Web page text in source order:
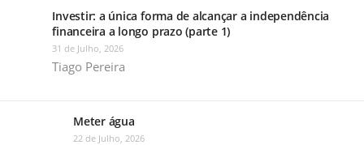
Investir: a única forma de alcançar a independência
financeira a longo prazo (parte 1)
31 de Julho, 2026
Tiago Pereira
Meter água
22 de Julho, 2026